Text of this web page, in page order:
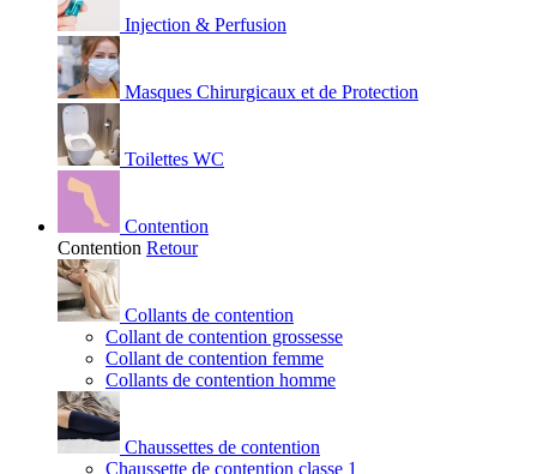
Injection & Perfusion
Masques Chirurgicaux et de Protection
Toilettes WC
Contention
Contention Retour
Collants de contention
Collant de contention grossesse
Collant de contention femme
Collants de contention homme
Chaussettes de contention
Chaussette de contention classe 1